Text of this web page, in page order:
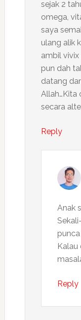
sejak 2
omega,
saya
ulang alik
ambil vivix
pun dah
datang
Allah…Kita
secara
Reply
Anak
Reply